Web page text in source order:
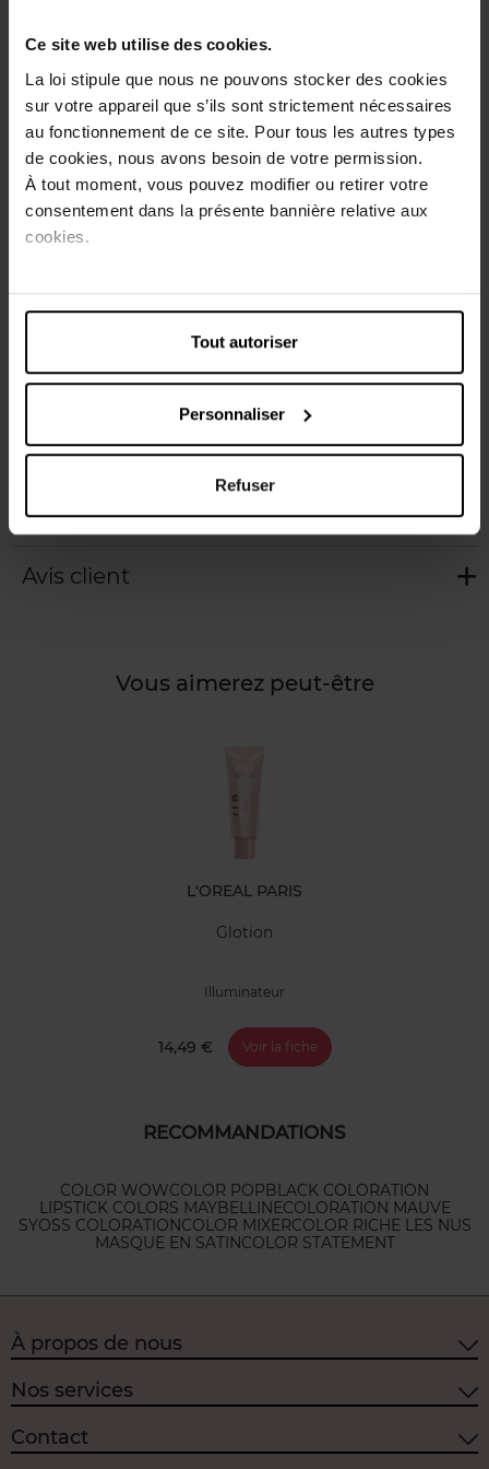
Ce site web utilise des cookies.
La loi stipule que nous ne pouvons stocker des cookies
sur votre appareil que s’ils sont strictement nécessaires
au fonctionnement de ce site. Pour tous les autres types
de cookies, nous avons besoin de votre permission.
À tout moment, vous pouvez modifier ou retirer votre
consentement dans la présente bannière relative aux
cookies.
Tout autoriser
Personnaliser
Refuser
parisienne. Sa formule riche contient jusqu'à 75% d'huiles
fournissent aux lèvres un soin et une hydratation intense,
même après le démaquillage. Les pigments de couleur
intenses enveloppent vos lèvres d'une couleur sensuelle.
Vos lèvres sont hydratées, nourries et soignées. Le rouge à
lèvres Color Riche Satin est un classique dans chaque
trousse de maquillage !
Dessinez le contour de vos lèvres avec le crayon
à lèvres Color Riche (disponible séparément).
Remplissez ensuite avec le rouge à lèvres Color
Riche correspondant. Vous pouvez le réappliquer
Caractéristiques
Avis client
Vous aimerez peut-être
L'OREAL PARIS
Glotion
Illuminateur
14,49 € Voir la fiche
RECOMMANDATIONS
COLOR WOWCOLOR POPBLACK COLORATION
LIPSTICK COLORS MAYBELLINECOLORATION MAUVE
SYOSS COLORATIONCOLOR MIXERCOLOR RICHE LES NUS
MASQUE EN SATINCOLOR STATEMENT
À propos de nous
Nos services
Contact